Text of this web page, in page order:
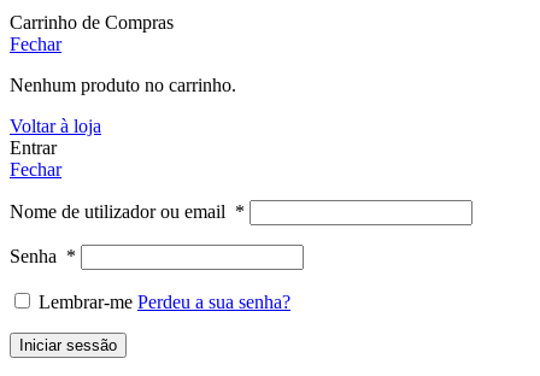
Carrinho de Compras
Fechar
Nenhum produto no carrinho.
Voltar à loja
Entrar
Fechar
Nome de utilizador ou email *
Senha *
Lembrar-me Perdeu a sua senha?
Iniciar sessão